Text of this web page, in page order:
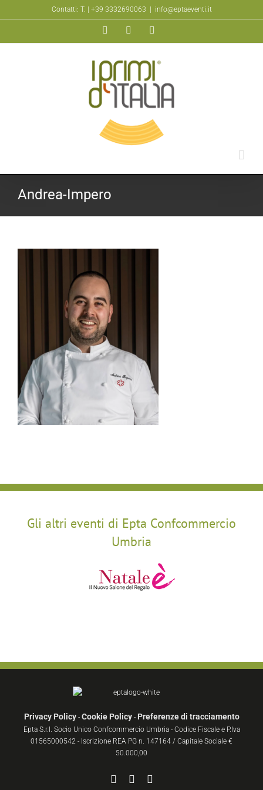
al
Contatti: T. | +39 3332690063 info@eptaeventi.it
FacebookYouTube
Andrea-Impero
Gli altri eventi di Epta Confcommercio
Umbria
Privacy Policy- Cookie Policy- Preferenze di tracciamento
Epta S.r.l. Socio Unico Confcommercio Umbria - Codice Fiscale e P.Iva
01565000542 - Iscrizione REA PG n. 147164 / Capitale Sociale €
50.000,00
FacebookYouTube